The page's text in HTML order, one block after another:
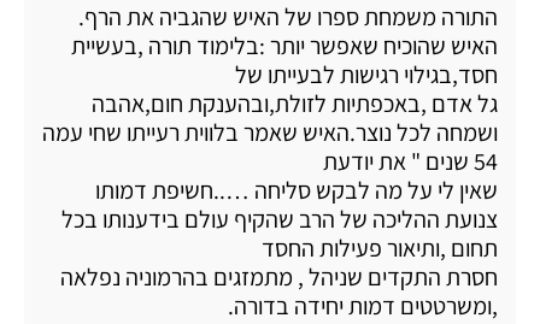
התורה משמחת ספרו של האיש שהגביה את הרף.
האיש שהוכיח שאפשר יותר :בלימוד תורה ,בעשיית
חסד,בגילוי רגישות לבעייתו של
גל אדם ,באכפתיות לזולת,ובהענקת חום,אהבה
ושמחה לכל נוצר.האיש שאמר בלווית רעייתו שחי עמה
54 שנים " את יודעת
שאין לי על מה לבקש סליחה …..חשיפת דמותו
צנועת ההליכה של הרב שהקיף עולם בידענותו בכל
תחום ,ותיאור פעילות החסד
חסרת התקדים שניהל , מתמזגים בהרמוניה נפלאה
,ומשרטטים דמות יחידה בדורה.